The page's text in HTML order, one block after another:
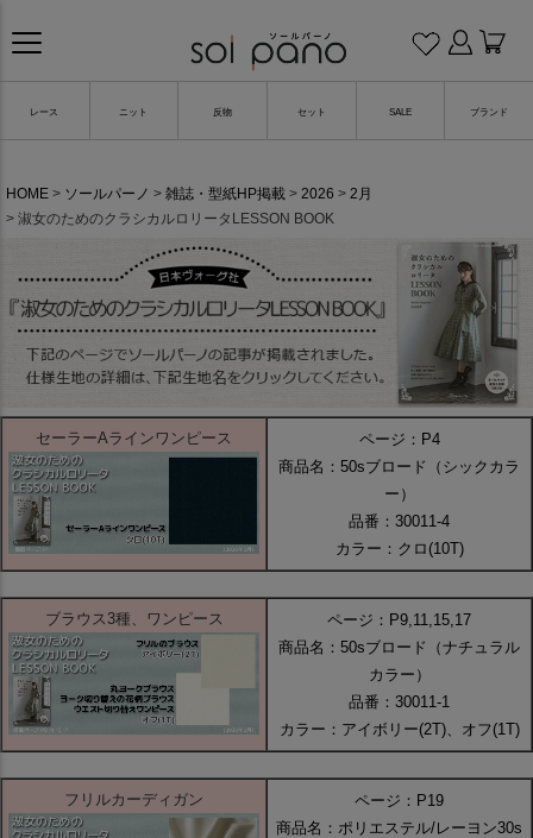
レース ニット 反物 セット SALE ブランド
HOME ソールパーノ 雑誌・型紙HP掲載 2026
2月
淑女のためのクラシカルロリータLESSON BOOK
セーラーAラインワンピース
ページ：P4
商品名：50sブロード（シックカラ
ー）
品番：30011-4
カラー：クロ(10T)
ブラウス3種、ワンピース
ページ：P9,11,15,17
商品名：50sブロード（ナチュラル
カラー）
品番：30011-1
カラー：アイボリー(2T)、オフ(1T)
フリルカーディガン
ページ：P19
商品名：ポリエステル/レーヨン30s